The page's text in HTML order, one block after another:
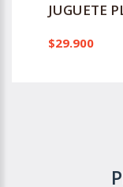
JUGUETE
$29.900